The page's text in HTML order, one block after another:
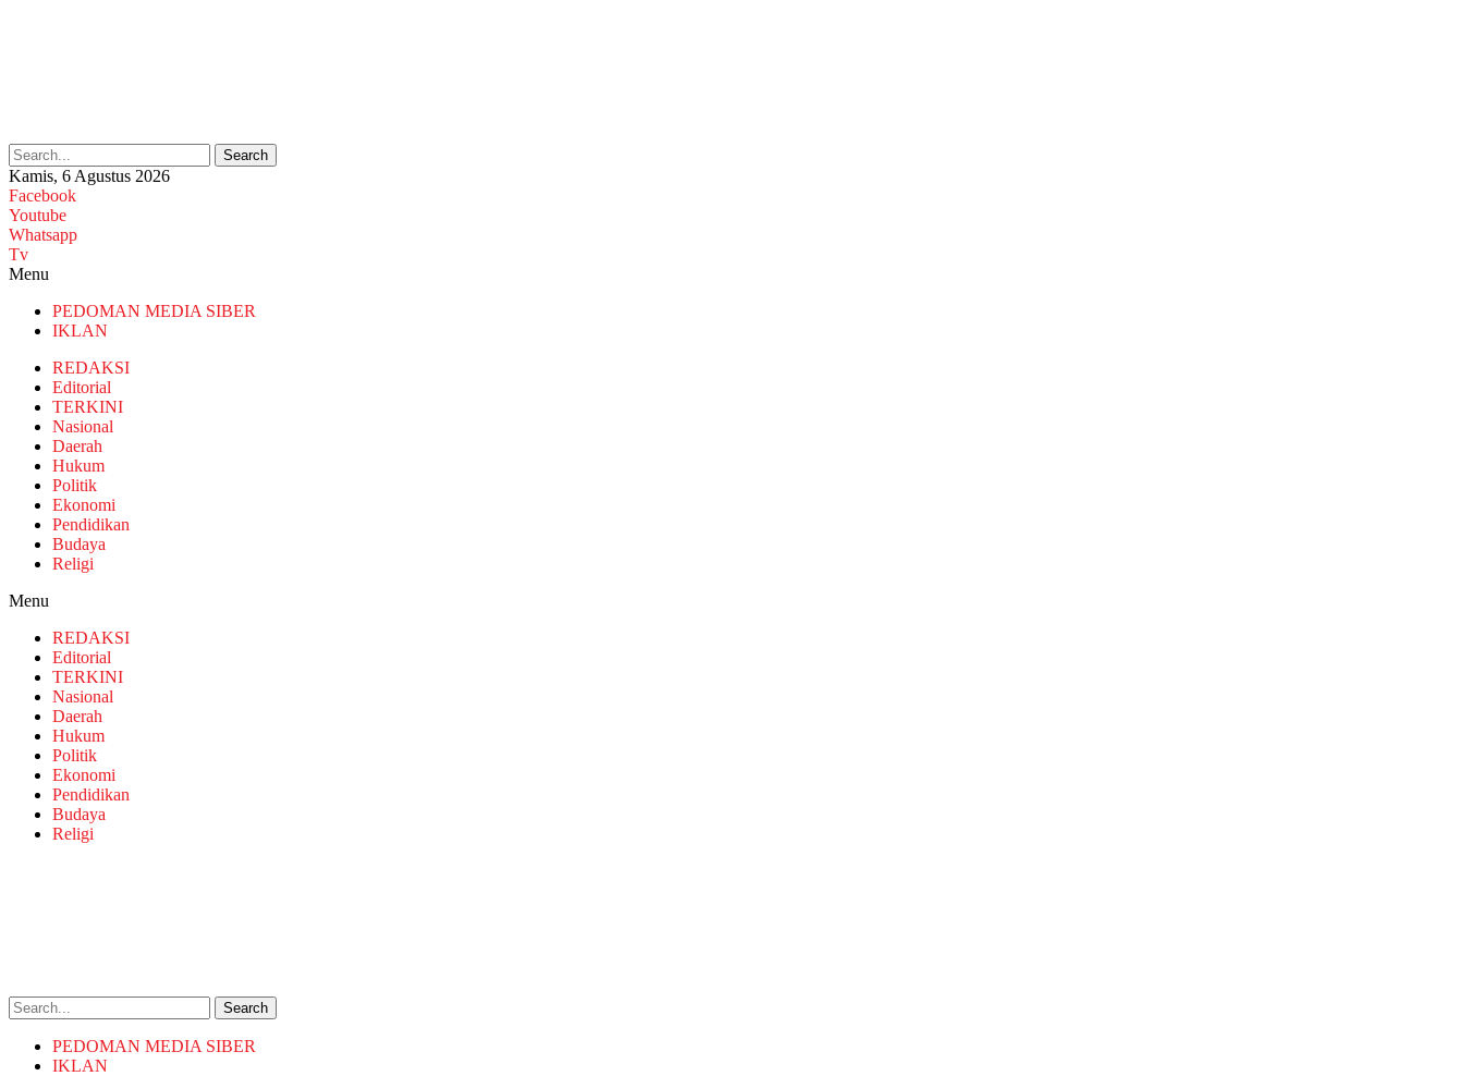
Search
Kamis, 6 Agustus 2026
Facebook
Youtube
Whatsapp
Tv
Menu
PEDOMAN MEDIA SIBER
IKLAN
REDAKSI
Editorial
TERKINI
Nasional
Daerah
Hukum
Politik
Ekonomi
Pendidikan
Budaya
Religi
Menu
REDAKSI
Editorial
TERKINI
Nasional
Daerah
Hukum
Politik
Ekonomi
Pendidikan
Budaya
Religi
Search
PEDOMAN MEDIA SIBER
IKLAN